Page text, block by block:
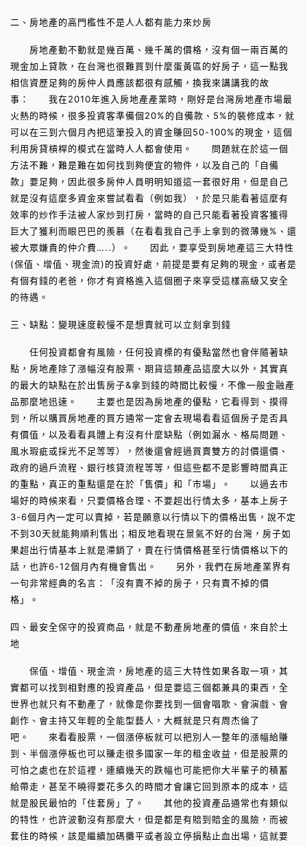
二、房地產的高門檻性不是人人都有能力來炒房
房地產動不動就是幾百萬、幾千萬的價格，沒有個一兩百萬的
現金加上貸款，在台灣也很難買到什麼蛋黃區的好房子，這一點我
相信資歷足夠的房仲人員應該都很有感觸，換我來講講我的故
事： 我在2010年進入房地產產業時，剛好是台灣房地產市場最
火熱的時候，很多投資客準備個20%的自備款、5%的裝修成本，就
可以在三到六個月內把這筆投入的資金賺回50-100%的現金，這個
利用房貸槓桿的模式在當時人人都會使用。 問題就在於這一個
方法不難，難是難在如何找到夠便宜的物件，以及自己的「自備
款」要足夠，因此很多房仲人員明明知道這一套很好用，但是自己
就是沒有這麼多資金來嘗試看看（例如我），於是只能看著這麼有
效率的炒作手法被人家炒到打房，當時的自己只能看著投資客獲得
巨大了獲利而眼巴巴的羨慕（在看看我自己手上拿到的微薄幾%、還
被大眾嫌貴的仲介費…..）。 因此，要享受到房地產這三大特性
(保值、增值、現金流)的投資好處，前提是要有足夠的現金，或者是
有個有錢的老爸，你才有資格進入這個圈子來享受這樣高級又安全
的待遇。
三、缺點：變現速度較慢不是想賣就可以立刻拿到錢
任何投資都會有風險，任何投資標的有優點當然也會伴隨著缺
點，房地產除了漲幅沒有股票、期貨這類產品這麼大以外，其實真
的最大的缺點在於出售房子&拿到錢的時間比較慢，不像一般金融產
品那麼地迅速。 主要也是因為房地產的優點，它看得到、摸得
到，所以購買房地產的買方通常一定會去現場看看這個房子是否具
有價值，以及看看具體上有沒有什麼缺點（例如漏水、格局問題、
風水瑕疵或採光不足等等），然後還會經過買賣雙方的討價還價、
政府的過戶流程、銀行核貸流程等等，但這些都不是影響時間真正
的重點，真正的重點還是在於「售價」和「市場」。 以過去市
場好的時候來看，只要價格合理、不要超出行情太多，基本上房子
3-6個月內一定可以賣掉，若是願意以行情以下的價格出售，說不定
不到30天就能夠順利售出；相反地看現在景氣不好的台灣，房子如
果超出行情基本上就是滯銷了，賣在行情價格甚至行情價格以下的
話，也許6-12個月內有機會售出。 另外，我們在房地產業界有
一句非常經典的名言：「沒有賣不掉的房子，只有賣不掉的價
格」。
四、最安全保守的投資商品，就是不動產房地產的價值，來自於土
地
保值、增值、現金流，房地產的這三大特性如果各取一項，其
實都可以找到相對應的投資產品，但是要這三個都兼具的東西，全
世界也就只有不動產了，就像是你要找到一個會唱歌、會演戲、會
創作、會主持又年輕的全能型藝人，大概就是只有周杰倫了
吧。 來看看股票，一個漲停板就可以把別人一整年的漲幅給賺
到、半個漲停板也可以賺走很多國家一年的租金收益，但是股票的
可怕之處也在於這裡，連續幾天的跌幅也可能把你大半輩子的積蓄
給帶走，甚至不曉得要花多久的時間才會讓它回到原本的成本，這
就是股民最怕的「住套房」了。 其他的投資產品通常也有類似
的特性，也許波動沒有那麼大，但是都是有賠到賠金的風險，而被
套住的時候，該是繼續加碼攤平或者設立停損點止血出場，這就要